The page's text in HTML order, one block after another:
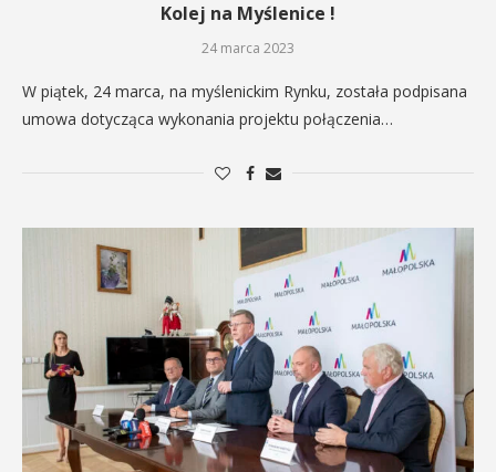
Kolej na Myślenice !
24 marca 2023
W piątek, 24 marca, na myślenickim Rynku, została podpisana
umowa dotycząca wykonania projektu połączenia…